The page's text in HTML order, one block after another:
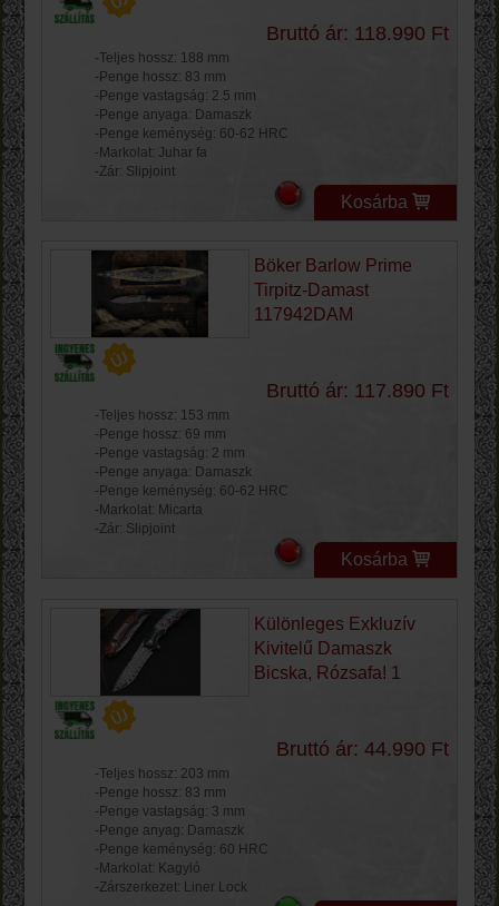
Bruttó ár: 118.990 Ft
-Teljes hossz: 188 mm
-Penge hossz: 83 mm
-Penge vastagság: 2.5 mm
-Penge anyaga: Damaszk
-Penge keménység: 60-62 HRC
-Markolat: Juhar fa
-Zár: Slipjoint
Kosárba
Böker Barlow Prime
Tirpitz-Damast
117942DAM
Bruttó ár: 117.890 Ft
-Teljes hossz: 153 mm
-Penge hossz: 69 mm
-Penge vastagság: 2 mm
-Penge anyaga: Damaszk
-Penge keménység: 60-62 HRC
-Markolat: Micarta
-Zár: Slipjoint
Kosárba
Különleges Exkluzív
Kivitelű Damaszk
Bicska, Rózsafa! 1
Bruttó ár: 44.990 Ft
-Teljes hossz: 203 mm
-Penge hossz: 83 mm
-Penge vastagság: 3 mm
-Penge anyag: Damaszk
-Penge keménység: 60 HRC
-Markolat: Kagyló
-Zárszerkezet: Liner Lock